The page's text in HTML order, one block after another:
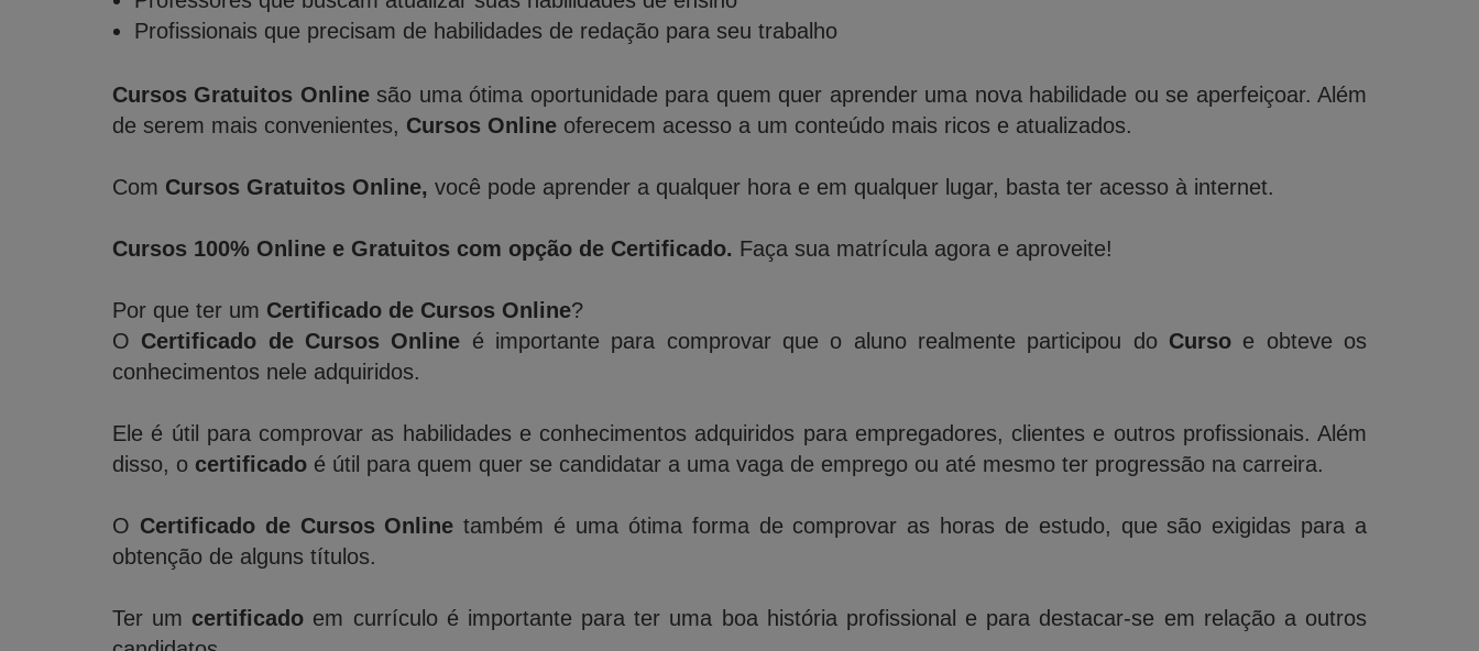
Profissionais que precisam de habilidades de redação para seu trabalho
Cursos Gratuitos Onlinesão uma ótima oportunidade para quem quer aprender uma nova habilidade ou se aperfeiçoar. Além
de serem mais convenientes, Cursos Online oferecem acesso a um conteúdo mais ricos e atualizados.
Com Cursos Gratuitos Online, você pode aprender a qualquer hora e em qualquer lugar, basta ter acesso à internet.
Cursos 100% Online e Gratuitos com opção de Certificado. Faça sua matrícula agora e aproveite!
Por que ter um Certificado de Cursos Online?
O Certificado de Cursos Online é importante para comprovar que o aluno realmente participou do Curso e obteve os
conhecimentos nele adquiridos.
Ele é útil para comprovar as habilidades e conhecimentos adquiridos para empregadores, clientes e outros profissionais. Além
disso, o certificado é útil para quem quer se candidatar a uma vaga de emprego ou até mesmo ter progressão na carreira.
O Certificado de Cursos Online também é uma ótima forma de comprovar as horas de estudo, que são exigidas para a
obtenção de alguns títulos.
Ter um certificado em currículo é importante para ter uma boa história profissional e para destacar-se em relação a outros